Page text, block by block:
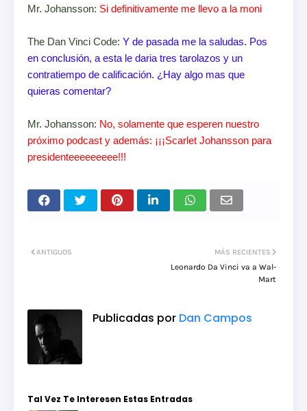
Mr. Johansson: Si definitivamente me llevo a la moni
The Dan Vinci Code: Y de pasada me la saludas. Pos
en conclusión, a esta le daria tres tarolazos y un
contratiempo de calificación. ¿Hay algo mas que
quieras comentar?
Mr. Johansson: No, solamente que esperen nuestro
próximo podcast y además: ¡¡¡Scarlet Johansson para
presidenteeeeeeeee!!!
MÁS RECIENTES
Leonardo Da Vinci va a Wal-
Mart
ANTIGUOS
Publicadas por Dan Campos
Tal Vez Te Interesen Estas Entradas